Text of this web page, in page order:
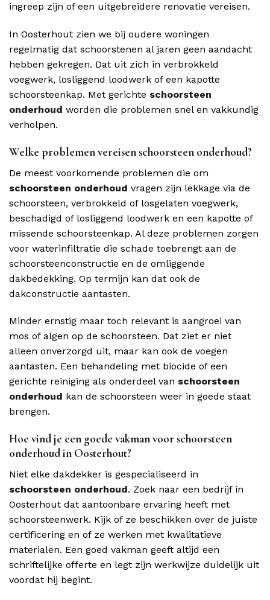
ingreep zijn of een uitgebreidere renovatie vereisen.
In Oosterhout zien we bij oudere woningen
regelmatig dat schoorstenen al jaren geen aandacht
hebben gekregen. Dat uit zich in verbrokkeld
voegwerk, losliggend loodwerk of een kapotte
schoorsteenkap. Met gerichte schoorsteen
onderhoud worden die problemen snel en vakkundig
verholpen.
Welke problemen vereisen schoorsteen onderhoud?
De meest voorkomende problemen die om
schoorsteen onderhoud vragen zijn lekkage via de
schoorsteen, verbrokkeld of losgelaten voegwerk,
beschadigd of losliggend loodwerk en een kapotte of
missende schoorsteenkap. Al deze problemen zorgen
voor waterinfiltratie die schade toebrengt aan de
schoorsteenconstructie en de omliggende
dakbedekking. Op termijn kan dat ook de
dakconstructie aantasten.
Minder ernstig maar toch relevant is aangroei van
mos of algen op de schoorsteen. Dat ziet er niet
alleen onverzorgd uit, maar kan ook de voegen
aantasten. Een behandeling met biocide of een
gerichte reiniging als onderdeel van schoorsteen
onderhoud kan de schoorsteen weer in goede staat
brengen.
Hoe vind je een goede vakman voor schoorsteen
onderhoud in Oosterhout?
Niet elke dakdekker is gespecialiseerd in
schoorsteen onderhoud. Zoek naar een bedrijf in
Oosterhout dat aantoonbare ervaring heeft met
schoorsteenwerk. Kijk of ze beschikken over de juiste
certificering en of ze werken met kwalitatieve
materialen. Een goed vakman geeft altijd een
schriftelijke offerte en legt zijn werkwijze duidelijk uit
voordat hij begint.